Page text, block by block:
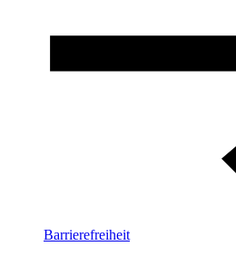
Barrierefreiheit